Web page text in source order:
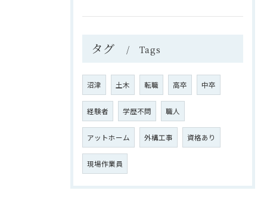
タグ Tags
沼津 土木 転職 高卒 中卒
経験者 学歴不問 職人
アットホーム 外構工事 資格あり
現場作業員